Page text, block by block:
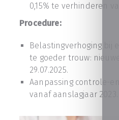
0,15% te verhinderen
Procedure:
Belastingverhoging bij
te goeder trouw:
29.07.2025.
Aanpassing controle-
vanaf aanslagjaar 2023.